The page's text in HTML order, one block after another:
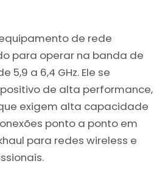
de rede
para operar na banda de
a 6,4 GHz. Ele se
de alta performance,
exigem alta capacidade
ponto a ponto em
para redes wireless e